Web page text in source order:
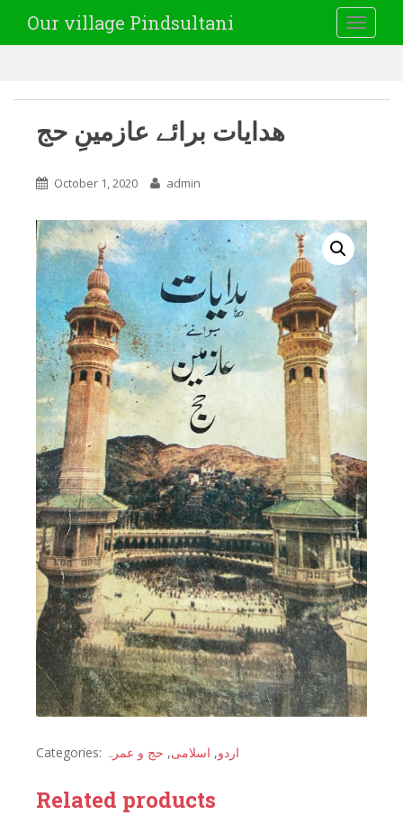
Our village Pindsultani
ھدایات برائے عازمینِ حج
October 1, 2020 admin
Categories: اردو, اسلامی, حج و عمرہ
Related products